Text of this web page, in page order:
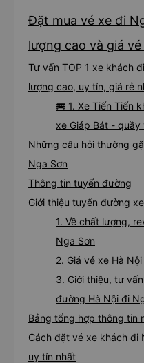
Đặt mua vé xe đi
lượng cao và giá
Tư vấn TOP 1 xe khách
lượng cao, uy tín, giá rẻ
🚌 1. Xe Tiến Tiến
xe Giáp Bát - quầy
Những câu hỏi thường
Nga Sơn
Thông tin tuyến đường
Giới thiệu tuyến đường
1. Về chất lượng,
Nga Sơn
2. Giá vé xe Hà
3. Giới thiệu, tư
đường Hà Nội đi
Bảng tổng hợp thông tin
Cách đặt vé xe khách đi
uy tín nhất